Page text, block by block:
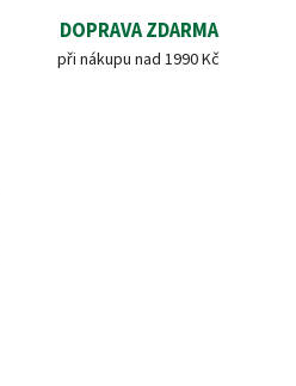
DOPRAVA ZDARMA
při nákupu nad 1990 Kč